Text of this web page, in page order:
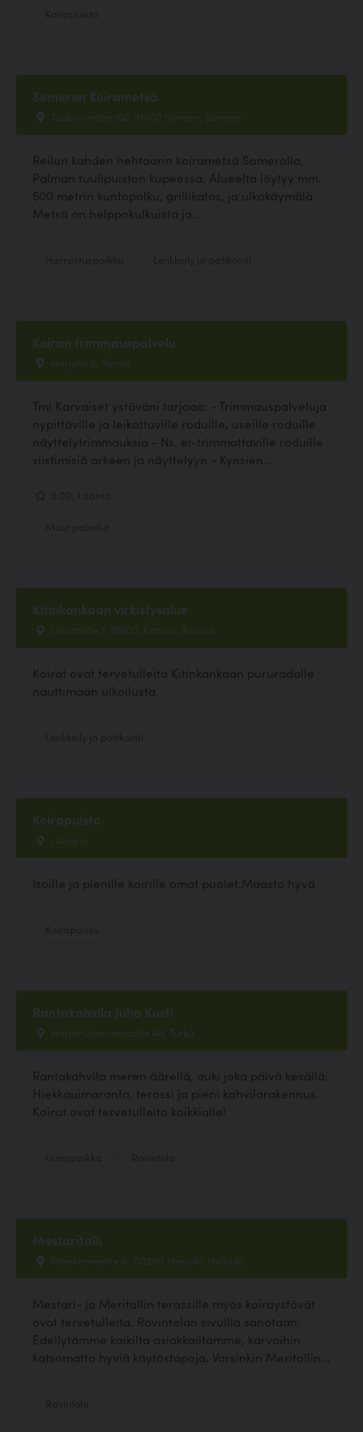
Someron Koirametsä
Tuulivoimatie 160, 31400 Somero, Somero
Reilun kahden hehtaarin koirametsä Somerolla,
Palman tuulipuiston kupeessa. Alueelta löytyy mm.
500 metrin kuntopolku, grillikatos, ja ulkokäymälä.
Metsä on helppokulkuista ja...
Koiran trimmauspalvelu
Harjutie 6, Tornio
Tmi Karvaiset ystäväni tarjoaa: - Trimmauspalveluja
nypittäville ja leikattaville roduille, useille roduille
näyttelytrimmauksia - Ns. ei-trimmattaville roduille
siistimisiä arkeen ja näyttelyyn - Kynsien...
Kitinkankaan virkistysalue
Liikuntatie 2, 69100, Kannus, Kannus
Koirat ovat tervetulleita Kitinkankaan pururadalle
nauttimaan ulkoilusta.
Koirapuisto
, Kuopio
Isoille ja pienille koirille omat puolet.Maasto hyvä
Rantakahvila Juho Kusti
Harjattulanrannantie 46, Turku
Rantakahvila meren äärellä, auki joka päivä kesällä.
Hiekkauimaranta, terassi ja pieni kahvilarakennus.
Koirat ovat tervetulleita kaikkialle!
Mestaritalli
Merikannontie 6 , 00260 Helsinki, Helsinki
Mestari- ja Meritallin terassille myös koiraystävät
ovat tervetulleita. Ravintolan sivuilla sanotaan:
Edellytämme kaikilta asiakkailtamme, karvoihin
katsomatta hyviä käytöstapoja. Varsinkin Meritallin...